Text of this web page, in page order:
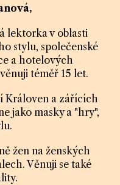
lektorka v oblasti
stylu, společenské
a hotelových
téměř 15 let.
Královen a zářících
jako masky a "hry",
žen na ženských
Věnuji se také